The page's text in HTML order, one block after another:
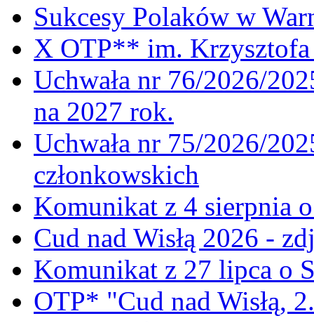
Sukcesy Polaków w
X OTP** im. Krzysztofa
Uchwała nr 76/2026/
na 2027 rok.
Uchwała nr 75/2026/
członkowskich
Komunikat z 4 sierpnia
Cud nad Wisłą 2026 -
Komunikat z 27 lipca o
OTP* "Cud nad Wisłą,